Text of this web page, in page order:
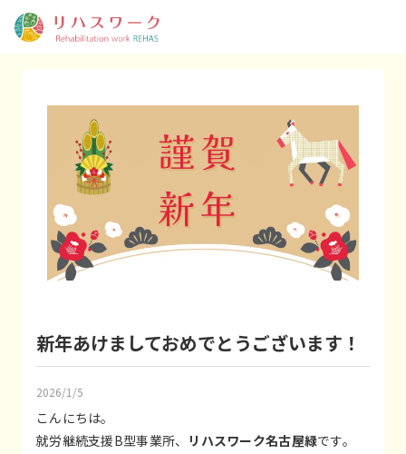
新年あけましておめでとうございます！
2026/1/5
こんにちは。
就労継続支援B型事業所、
リハスワーク名古屋緑です。